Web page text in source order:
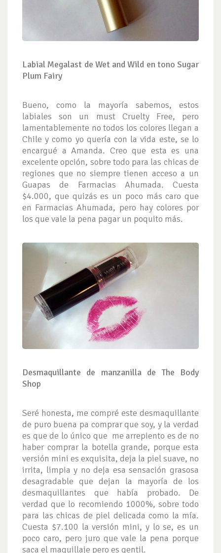
Labial Megalast de Wet and Wild en tono Sugar
Plum Fairy
Bueno, como la mayoría sabemos, estos
labiales son un must Cruelty Free, pero
lamentablemente no todos los colores llegan a
Chile y como yo quería con la vida este, se lo
encargué a Amanda. Creo que esta es una
excelente opción, sobre todo para las chicas de
regiones que no siempre tienen acceso a un
Guapas de Farmacias Ahumada. Cuesta
$4.000, que quizás es un poco más caro que
en Farmacias Ahumada, pero hay colores por
los que vale la pena pagar un poquito más.
Desmaquillante de manzanilla de The Body
Shop
Seré honesta, me compré este desmaquillante
de puro buena pa comprar que soy, y la verdad
es que de lo único que me arrepiento es de no
haber comprar la botella grande, porque esta
versión mini es exquisita, deja la piel suave, no
irrita, limpia y no deja esa sensación grasosa
desagradable que dejan la mayoría de los
desmaquillantes que había probado. De
verdad que lo recomiendo 1000%, sobre todo
para las chicas de piel delicada como la mía.
Cuesta $7.100 la versión mini, y lo se, es un
poco caro, pero juro que vale la pena porque
saca el maquillaje pero es gentil.